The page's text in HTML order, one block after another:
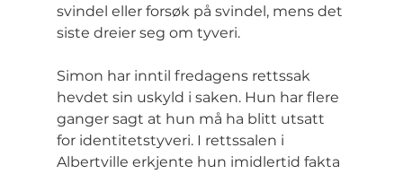
svindel eller forsøk på svindel, mens det
siste dreier seg om tyveri.
Simon har inntil fredagens rettssak
hevdet sin uskyld i saken. Hun har flere
ganger sagt at hun må ha blitt utsatt
for identitetstyveri. I rettssalen i
Albertville erkjente hun imidlertid fakta